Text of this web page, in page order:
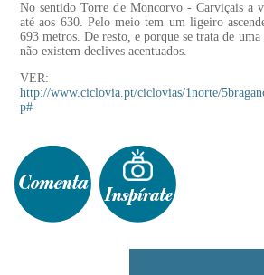
No sentido Torre de Moncorvo - Carviçais a
até aos 630. Pelo meio tem um ligeiro
693 metros. De resto, e porque se trata de
não existem declives acentuados.
VER:
http://www.ciclovia.pt/ciclovias/1norte/
p#